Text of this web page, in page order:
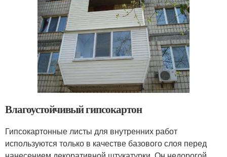
Влагоустойчивый гипсокартон
Гипсокартонные листы для внутренних работ
используются только в качестве базового слоя перед